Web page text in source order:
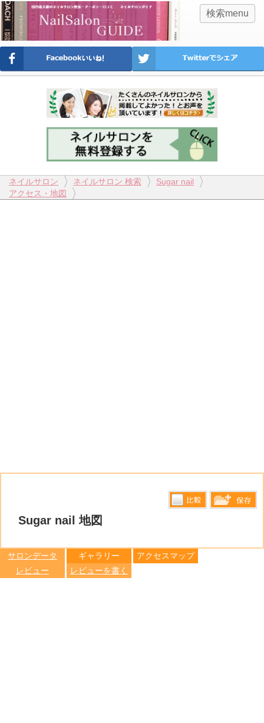
検索menu
ネイルサロン ネイルサロン 検索
Sugar nail
アクセス・地図
Sugar nail 地図
サロンデータ ギャラリー
アクセスマップ
レビュー
レビューを書く